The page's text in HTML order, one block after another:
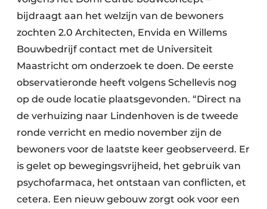
bijdraagt aan het welzijn van de bewoners
zochten 2.0 Architecten, Envida en Willems
Bouwbedrijf contact met de Universiteit
Maastricht om onderzoek te doen. De eerste
observatieronde heeft volgens Schellevis nog
op de oude locatie plaatsgevonden. “Direct na
de verhuizing naar Lindenhoven is de tweede
ronde verricht en medio november zijn de
bewoners voor de laatste keer geobserveerd. Er
is gelet op bewegingsvrijheid, het gebruik van
psychofarmaca, het ontstaan van conflicten, et
cetera. Een nieuw gebouw zorgt ook voor een